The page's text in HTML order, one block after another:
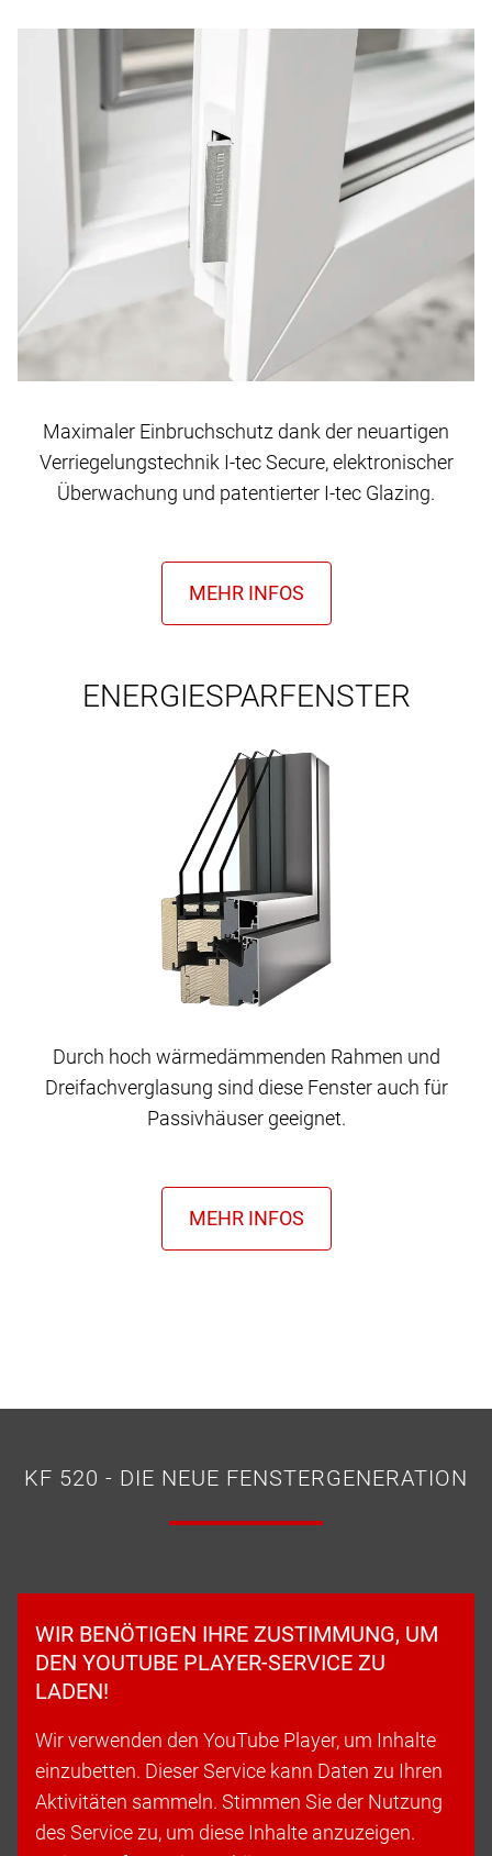
Maximaler Einbruchschutz dank der neuartigen
Verriegelungstechnik I-tec Secure, elektronischer
Überwachung und patentierter I-tec Glazing.
ENERGIESPARFENSTER
Durch hoch wärmedämmenden Rahmen und
Dreifachverglasung sind diese Fenster auch für
Passivhäuser geeignet.
KF 520 - DIE NEUE FENSTERGENERATION
WIR BENÖTIGEN IHRE ZUSTIMMUNG, UM
DEN YOUTUBE PLAYER-SERVICE ZU
LADEN!
Wir verwenden den YouTube Player, um Inhalte
einzubetten. Dieser Service kann Daten zu Ihren
Aktivitäten sammeln. Stimmen Sie der Nutzung
des Service zu, um diese Inhalte anzuzeigen.